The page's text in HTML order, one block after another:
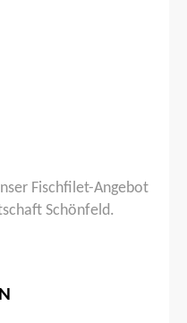
Fischfilet-Angebot
Schönfeld.